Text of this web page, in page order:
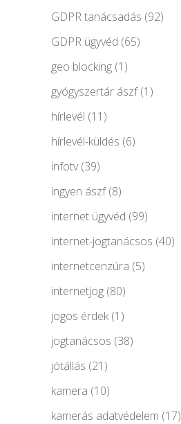
GDPR tanácsadás (92)
GDPR ügyvéd (65)
geo blocking (1)
gyógyszertár ászf(1)
hírlevél (11)
hírlevél-küldés (6)
infotv(39)
ingyen ászf(8)
internet ügyvéd (99)
internet-jogtanácsos (40)
internetcenzúra (5)
internetjog (80)
jogos érdek(1)
jogtanácsos (38)
jótállás (21)
kamera (10)
kamerás adatvédelem (17)